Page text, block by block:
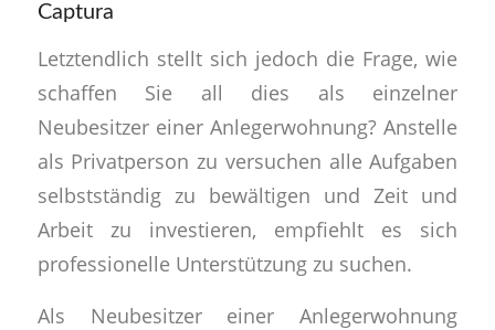
Captura
Letztendlich stellt sich jedoch die Frage, wie
schaffen Sie all dies als einzelner
Neubesitzer einer Anlegerwohnung? Anstelle
als Privatperson zu versuchen alle Aufgaben
selbstständig zu bewältigen und Zeit und
Arbeit zu investieren, empfiehlt es sich
professionelle Unterstützung zu suchen.
Als Neubesitzer einer Anlegerwohnung